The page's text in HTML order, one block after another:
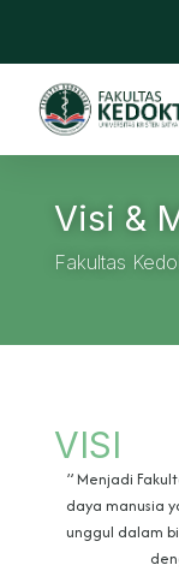
Visi &
Fakultas
VISI
” Menjadi
daya manusia
unggul dalam